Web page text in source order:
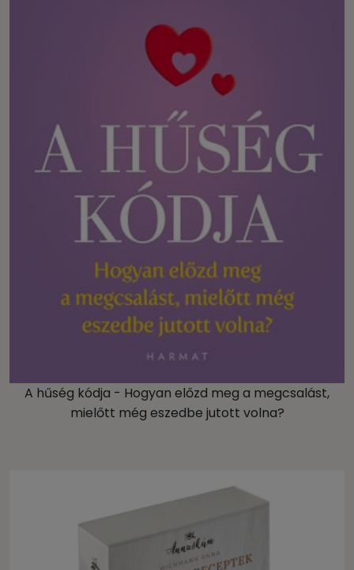
A hűség kódja - Hogyan előzd meg a megcsalást,
mielőtt még eszedbe jutott volna?